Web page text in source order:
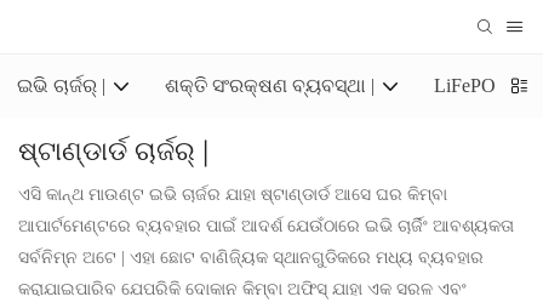
ଇଭି ଚାର୍ଜର୍ | ଶକ୍ତି ସଂରକ୍ଷଣ ବ୍ୟବସ୍ଥା | LiFePO4
ଷ୍ଟାଣ୍ଡାର୍ଡ ଚାର୍ଜର୍ |
ଏସି କାନ୍ଥ ମାଉଣ୍ଟ ଇଭି ଚାର୍ଜର ଯାହା ଷ୍ଟାଣ୍ଡାର୍ଡ ଆସେ ଘର କିମ୍ବା
ଆପାର୍ଟମେଣ୍ଟରେ ବ୍ୟବହାର ପାଇଁ ଆଦର୍ଶ ଯେଉଁଠାରେ ଇଭି ଚାର୍ଜିଂ ଆବଶ୍ୟକତା
ସର୍ବନିମ୍ନ ଅଟେ | ଏହା ଛୋଟ ବାଣିଜ୍ୟିକ ସ୍ଥାନଗୁଡିକରେ ମଧ୍ୟ ବ୍ୟବହାର
କରାଯାଇପାରିବ ଯେପରିକି ଦୋକାନ କିମ୍ବା ଅଫିସ୍ ଯାହା ଏକ ସରଳ ଏବଂ